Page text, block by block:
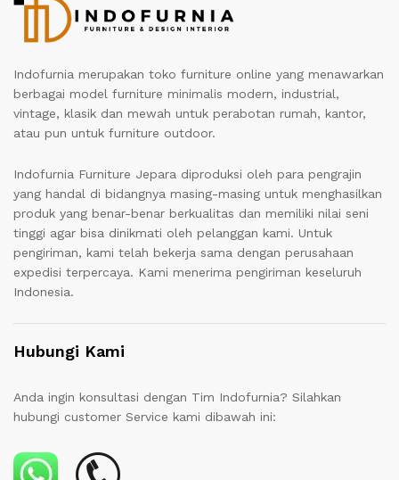
Indofurnia merupakan toko furniture online yang menawarkan
berbagai model furniture minimalis modern, industrial,
vintage, klasik dan mewah untuk perabotan rumah, kantor,
atau pun untuk furniture outdoor.
Indofurnia Furniture Jepara diproduksi oleh para pengrajin
yang handal di bidangnya masing-masing untuk menghasilkan
produk yang benar-benar berkualitas dan memiliki nilai seni
tinggi agar bisa dinikmati oleh pelanggan kami. Untuk
pengiriman, kami telah bekerja sama dengan perusahaan
expedisi terpercaya. Kami menerima pengiriman keseluruh
Indonesia.
Hubungi Kami
Anda ingin konsultasi dengan Tim Indofurnia? Silahkan
hubungi customer Service kami dibawah ini: